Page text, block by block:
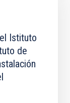
Istituto
de